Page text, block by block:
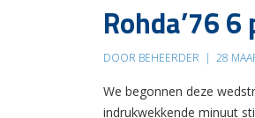
Rohda’76
DOOR BEHEERDER | 28
We begonnen deze
indrukwekkende minuut